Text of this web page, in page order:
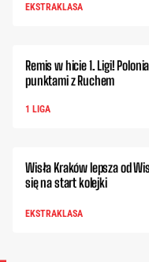
EKSTRAKLASA
Remis w hicie 1. Ligi!
punktami z Ruchem
1 LIGA
Wisła Kraków lepsza od
się na start kolejki
EKSTRAKLASA